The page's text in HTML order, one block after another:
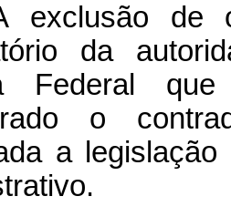
de
da
Federal
o
a